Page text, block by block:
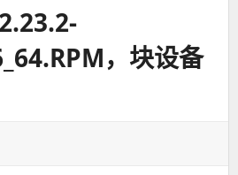
，块设备